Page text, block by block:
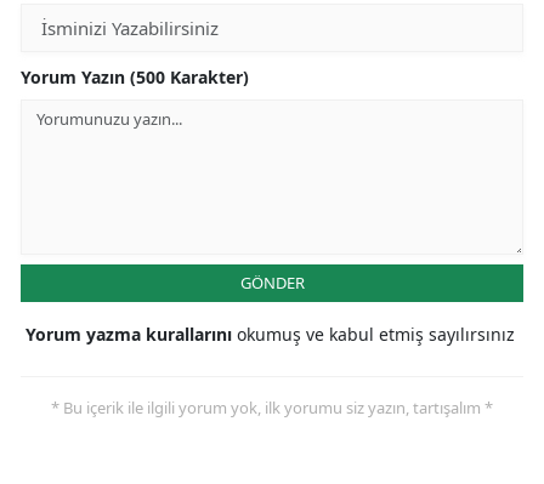
Yorum Yazın (500 Karakter)
GÖNDER
Yorum yazma kurallarını okumuş ve kabul etmiş sayılırsınız
* Bu içerik ile ilgili yorum yok, ilk yorumu siz yazın, tartışalım *